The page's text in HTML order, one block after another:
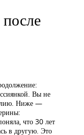
Вы не
Ниже —
что 30 лет
в другую. Это